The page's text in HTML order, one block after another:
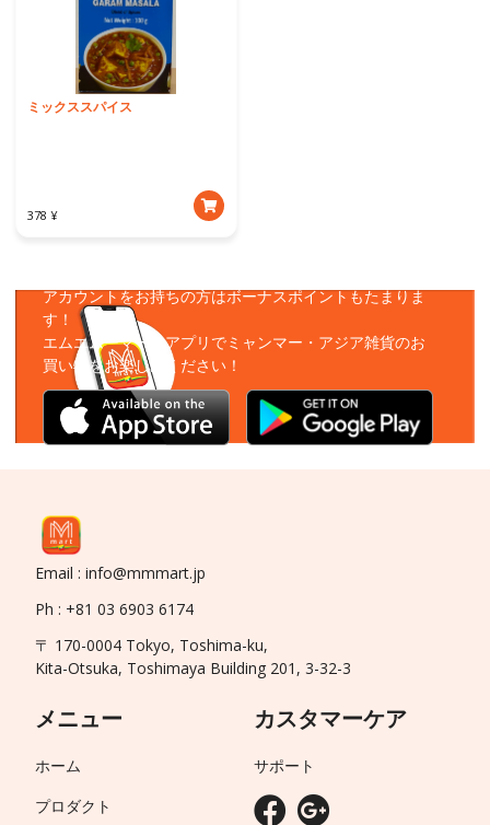
ミックススパイス
378 ¥
アカウントをお持ちの方はボーナスポイントもたまりま
す！
エムエムーマートアプリでミャンマー・アジア雑貨のお
買い物をお楽しみください！
Email : info@mmmart.jp
Ph : +81 03 6903 6174
〒 170-0004 Tokyo, Toshima-ku,
Kita-Otsuka, Toshimaya Building 201, 3-32-3
メニュー
ホーム
プロダクト
カスタマーケア
サポート